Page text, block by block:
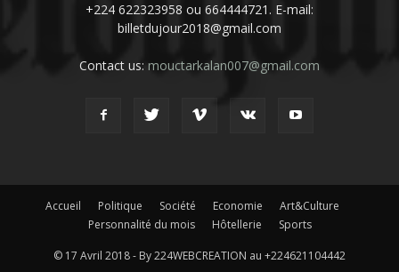
+224 622323958 ou 664444721. E-mail:
billetdujour2018@gmail.com
Contact us: mouctarkalan007@gmail.com
Accueil Politique Société Economie
Art&Culture
Personnalité du mois
Hôtellerie Sports
© 17 Avril 2018 - By 224WEBCREATION au +224621104442